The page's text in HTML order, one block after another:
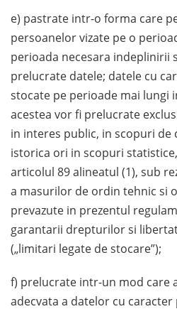
e) pastrate intr-o forma care
persoanelor vizate pe o
perioada necesara indeplinirii
prelucrate datele; datele cu
stocate pe perioade mai lungi
acestea vor fi prelucrate
in interes public, in scopuri de
istorica ori in scopuri
articolul 89 alineatul (1), sub
a masurilor de ordin tehnic si
prevazute in prezentul
garantarii drepturilor si
(„limitari legate de stocare”);
f) prelucrate intr-un mod care
adecvata a datelor cu